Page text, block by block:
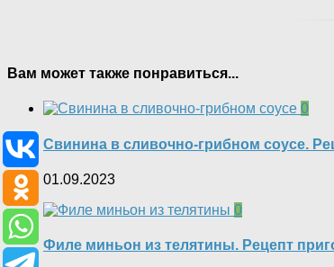
Вам может также понравиться...
0
Свинина в сливочно-грибном соусе.
01.09.2023
0
Филе миньон из телятины. Рецепт